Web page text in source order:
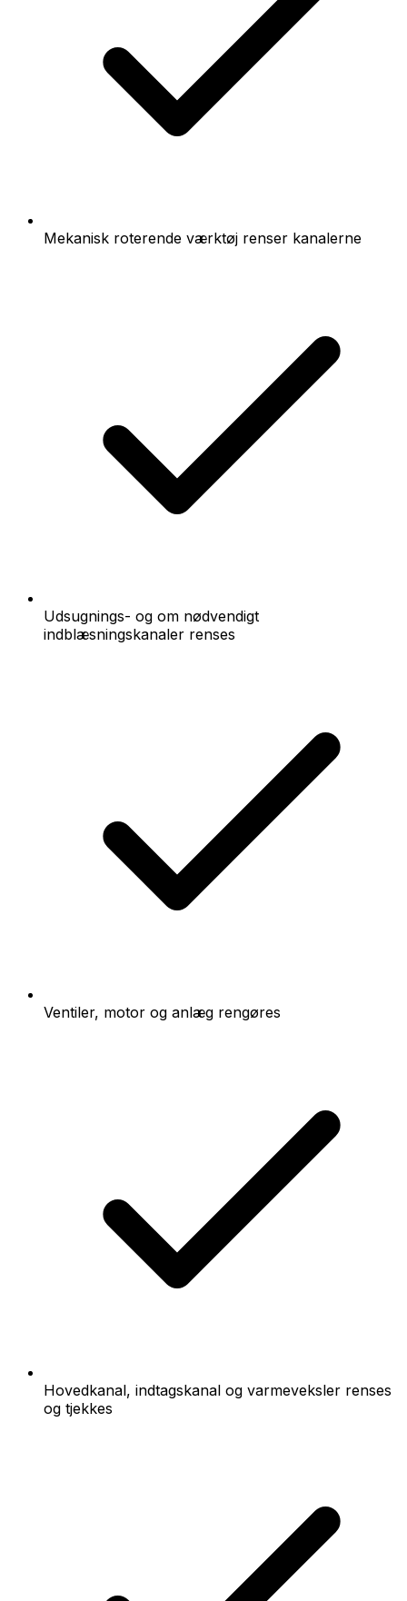
Mekanisk roterende værktøj renser kanalerne
Udsugnings- og om nødvendigt
indblæsningskanaler renses
Ventiler, motor og anlæg rengøres
Hovedkanal, indtagskanal og varmeveksler renses
og tjekkes